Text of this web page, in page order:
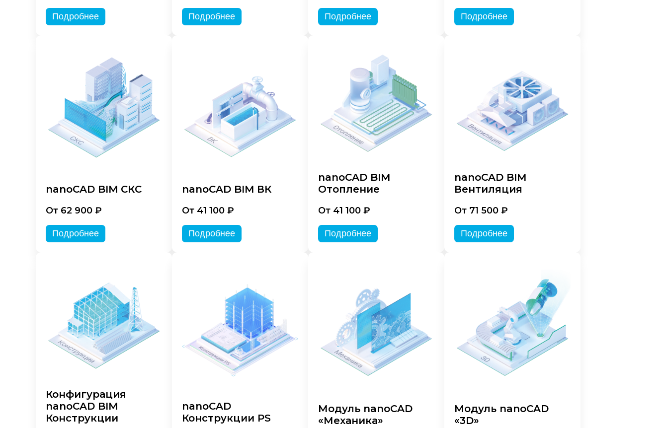
Подробнее Подробнее Подробнее Подробнее
nanoCAD BIM СКС
От 62 900 ₽
Подробнее
nanoCAD BIM ВК
От 41 100 ₽
Подробнее
nanoCAD BIM
Отопление
От 41 100 ₽
Подробнее
nanoCAD BIM
Вентиляция
От 71 500 ₽
Подробнее
Конфигурация
nanoCAD BIM
Конструкции
nanoCAD
Конструкции PS
Модуль nanoCAD
«Механика»
Модуль nanoCAD
«3D»